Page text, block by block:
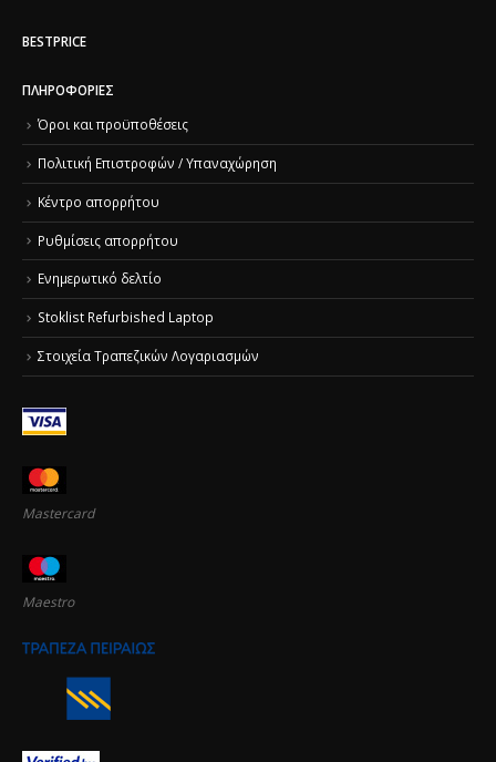
BESTPRICE
ΠΛΗΡΟΦΟΡΊΕΣ
Όροι και προϋποθέσεις
Πολιτική Επιστροφών / Υπαναχώρηση
Κέντρο απορρήτου
Ρυθμίσεις απορρήτου
Ενημερωτικό δελτίο
Stoklist Refurbished Laptop
Στοιχεία Τραπεζικών Λογαριασμών
Mastercard
Maestro